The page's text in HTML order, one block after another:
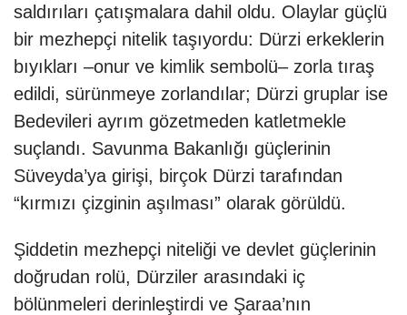
saldırıları çatışmalara dahil oldu. Olaylar güçlü
bir mezhepçi nitelik taşıyordu: Dürzi erkeklerin
bıyıkları –onur ve kimlik sembolü– zorla tıraş
edildi, sürünmeye zorlandılar; Dürzi gruplar ise
Bedevileri ayrım gözetmeden katletmekle
suçlandı. Savunma Bakanlığı güçlerinin
Süveyda’ya girişi, birçok Dürzi tarafından
“kırmızı çizginin aşılması” olarak görüldü.
Şiddetin mezhepçi niteliği ve devlet güçlerinin
doğrudan rolü, Dürziler arasındaki iç
bölünmeleri derinleştirdi ve Şaraa’nın